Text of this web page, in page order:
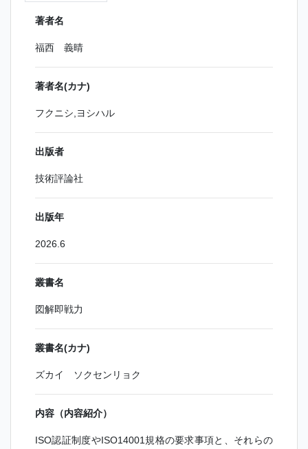
著者名
福西 義晴
著者名(カナ)
フクニシ,ヨシハル
出版者
技術評論社
出版年
2026.6
叢書名
図解即戦力
叢書名(カナ)
ズカイ ソクセンリョク
内容（内容紹介）
ISO認証制度やISO14001規格の要求事項と、それらの